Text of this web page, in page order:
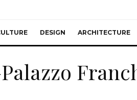
DESIGN ARCHITECTURE